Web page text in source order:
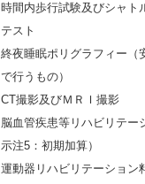
時間内歩行試験及びシャト
テスト
終夜睡眠ポリグラフィー（
で行うもの）
CT撮影及びＭＲＩ撮影
脳血管疾患等リハビリテ
示注5：初期加算）
運動器リハビリテーショ